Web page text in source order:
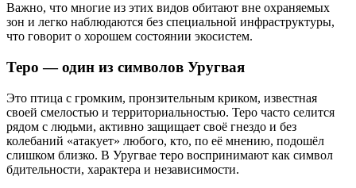
Важно, что многие из этих видов обитают вне охраняемых
зон и легко наблюдаются без специальной инфраструктуры,
что говорит о хорошем состоянии экосистем.
Теро — один из символов Уругвая
Это птица с громким, пронзительным криком, известная
своей смелостью и территориальностью. Теро часто селится
рядом с людьми, активно защищает своё гнездо и без
колебаний «атакует» любого, кто, по её мнению, подошёл
слишком близко. В Уругвае теро воспринимают как символ
бдительности, характера и независимости.